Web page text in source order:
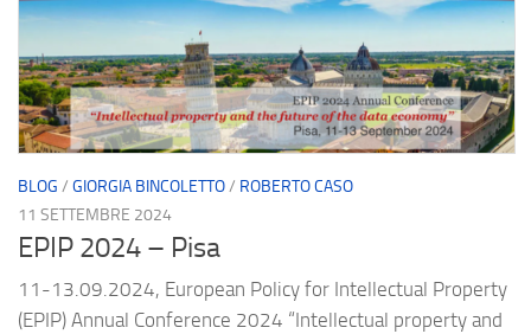
BLOG / GIORGIA BINCOLETTO/ ROBERTO CASO
11 SETTEMBRE 2024
EPIP 2024 – Pisa
11-13.09.2024, European Policy for Intellectual Property
(EPIP) Annual Conference 2024 “Intellectual property and